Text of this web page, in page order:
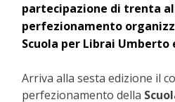
partecipazione di trenta
perfezionamento
Scuola per Librai
Arriva alla sesta edizione il
perfezionamento della